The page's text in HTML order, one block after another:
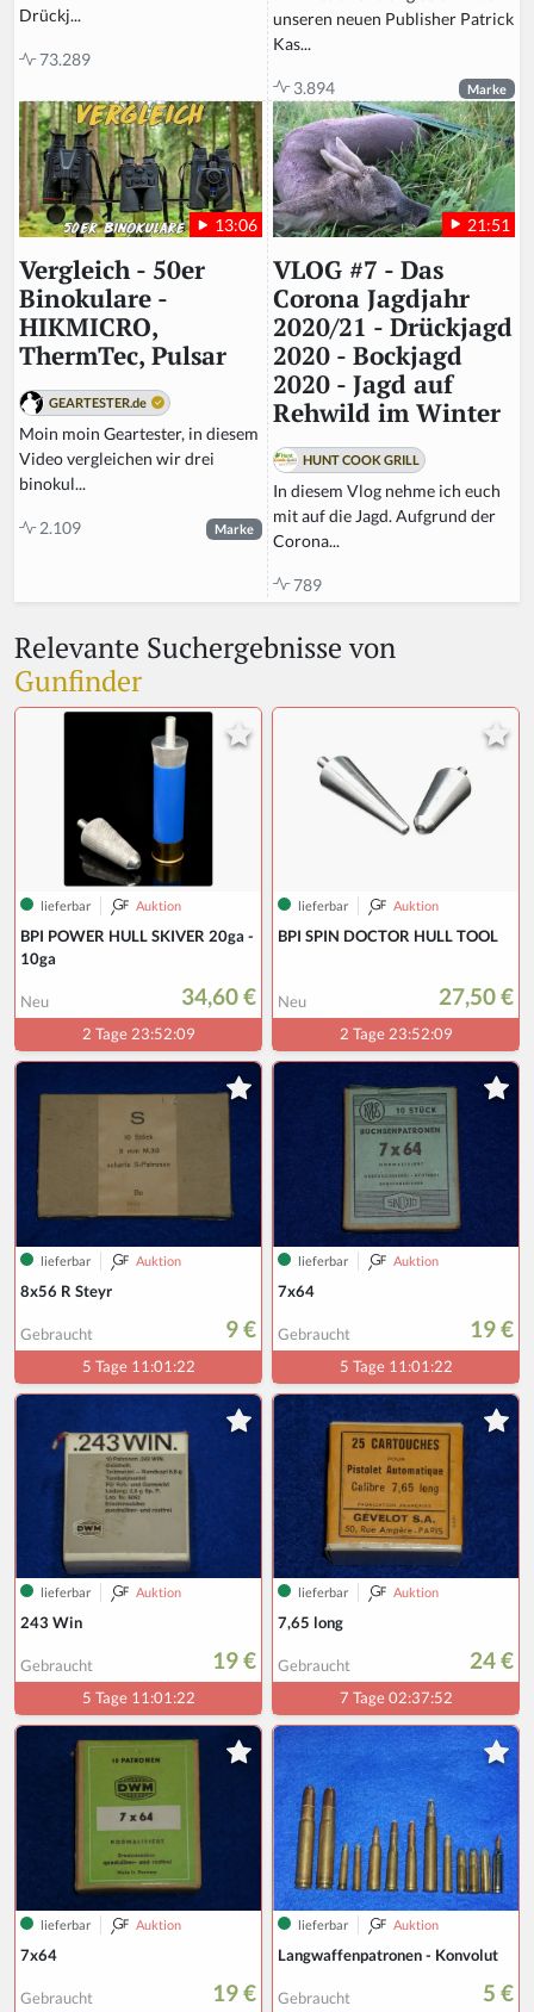
d
Drückj...
73.289
unseren neuen Publisher Patrick
Kas...
3.894 Marke
13:06
Vergleich - 50er
Binokulare -
HIKMICRO,
ThermTec, Pulsar
GEARTESTER.de
Moin moin Geartester, in diesem
Video vergleichen wir drei
binokul...
2.109 Marke
21:51
VLOG #7 - Das
Corona Jagdjahr
2020/21 - Drückjagd
2020 - Bockjagd
2020 - Jagd auf
Rehwild im Winter
HUNT COOK GRILL
In diesem Vlog nehme ich euch
mit auf die Jagd. Aufgrund der
Corona...
789
Relevante Suchergebnisse von
Gunfinder